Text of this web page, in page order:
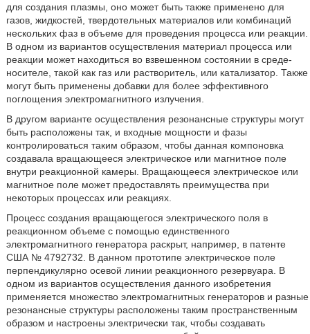
для создания плазмы, оно может быть также применено для
газов, жидкостей, твердотельных материалов или комбинаций
нескольких фаз в объеме для проведения процесса или реакции.
В одном из вариантов осуществления материал процесса или
реакции может находиться во взвешенном состоянии в среде-
носителе, такой как газ или растворитель, или катализатор. Также
могут быть применены добавки для более эффективного
поглощения электромагнитного излучения.
В другом варианте осуществления резонансные структуры могут
быть расположены так, и входные мощности и фазы
контролироваться таким образом, чтобы данная компоновка
создавала вращающееся электрическое или магнитное поле
внутри реакционной камеры. Вращающееся электрическое или
магнитное поле может предоставлять преимущества при
некоторых процессах или реакциях.
Процесс создания вращающегося электрического поля в
реакционном объеме с помощью единственного
электромагнитного генератора раскрыт, например, в патенте
США № 4792732. В данном прототипе электрическое поле
перпендикулярно осевой линии реакционного резервуара. В
одном из вариантов осуществления данного изобретения
применяется множество электромагнитных генераторов и разные
резонансные структуры расположены таким пространственным
образом и настроены электрически так, чтобы создавать